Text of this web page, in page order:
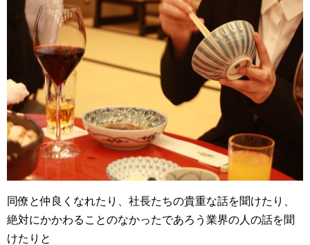
同僚と仲良くなれたり、社長たちの貴重な話を聞けたり、
絶対にかかわることのなかったであろう業界の人の話を聞
けたりと